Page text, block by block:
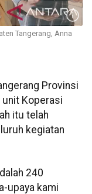
Tangerang, Anna
Provinsi
unit Koperasi
itu telah
kegiatan
240
upaya kami